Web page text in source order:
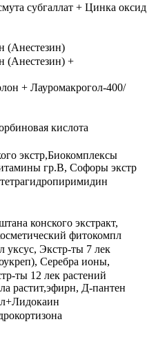
субгаллат + Цинка оксид
(Анестезин)
(Анестезин) +
+ Лауромакрогол-400/
кислота
экстр,Биокомплексы
гр.В, Софоры экстр
конского экстракт,
фитокомпл
уксус, Экстр-ты 7 лек
Серебра ионы,
ты 12 лек растений
растит,эфирн, Д-пантен